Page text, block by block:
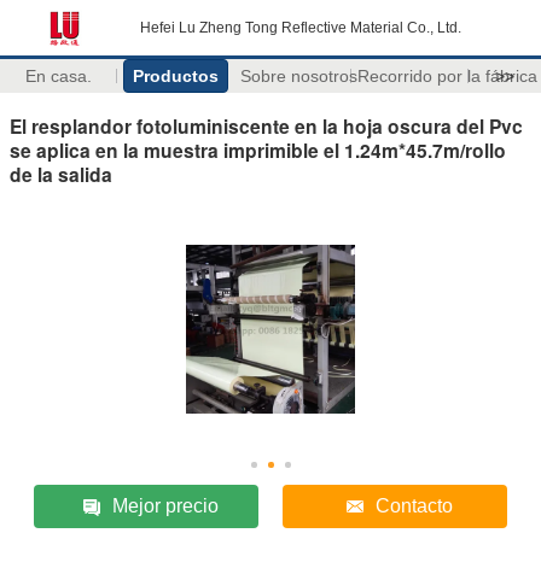
Hefei Lu Zheng Tong Reflective Material Co., Ltd.
En casa. Productos Sobre nosotrosRecorrido por la fábrica
>>
El resplandor fotoluminiscente en la hoja oscura del Pvc
se aplica en la muestra imprimible el 1.24m*45.7m/rollo
de la salida
Mejor precio Contacto